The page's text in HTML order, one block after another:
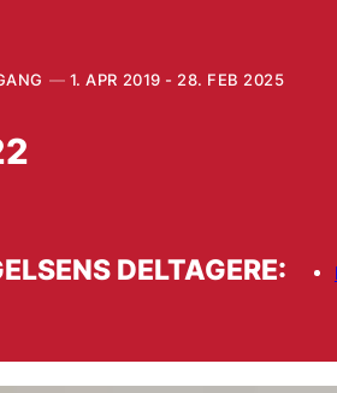
1. APR 2019 - 28. FEB 2025
DELTAGERE: